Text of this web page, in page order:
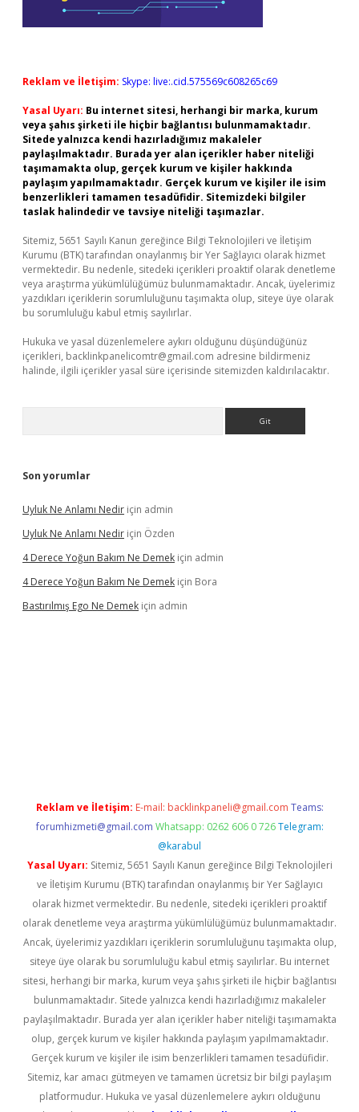
Reklam ve İletişim: Skype: live:.cid.575569c608265c69
Yasal Uyarı: Bu internet sitesi, herhangi bir marka, kurum
veya şahıs şirketi ile hiçbir bağlantısı bulunmamaktadır.
Sitede yalnızca kendi hazırladığımız makaleler
paylaşılmaktadır. Burada yer alan içerikler haber niteliği
taşımamakta olup, gerçek kurum ve kişiler hakkında
paylaşım yapılmamaktadır. Gerçek kurum ve kişiler ile isim
benzerlikleri tamamen tesadüfidir. Sitemizdeki bilgiler
taslak halindedir ve tavsiye niteliği taşımazlar.
Sitemiz, 5651 Sayılı Kanun gereğince Bilgi Teknolojileri ve İletişim
Kurumu (BTK) tarafından onaylanmış bir Yer Sağlayıcı olarak hizmet
vermektedir. Bu nedenle, sitedeki içerikleri proaktif olarak denetleme
veya araştırma yükümlülüğümüz bulunmamaktadır. Ancak, üyelerimiz
yazdıkları içeriklerin sorumluluğunu taşımakta olup, siteye üye olarak
bu sorumluluğu kabul etmiş sayılırlar.
Hukuka ve yasal düzenlemelere aykırı olduğunu düşündüğünüz
içerikleri, backlinkpanelicomtr@gmail.com adresine bildirmeniz
halinde, ilgili içerikler yasal süre içerisinde sitemizden kaldırılacaktır.
Son yorumlar
Uyluk Ne Anlamı Nedir için admin
Uyluk Ne Anlamı Nedir için Özden
4 Derece Yoğun Bakım Ne Demek için admin
4 Derece Yoğun Bakım Ne Demek için Bora
Bastırılmış Ego Ne Demek için admin
Reklam ve İletişim: E-mail: backlinkpaneli@gmail.com Teams:
forumhizmeti@gmail.com Whatsapp: 0262 606 0 726 Telegram:
@karabul
Yasal Uyarı: Sitemiz, 5651 Sayılı Kanun gereğince Bilgi Teknolojileri
ve İletişim Kurumu (BTK) tarafından onaylanmış bir Yer Sağlayıcı
olarak hizmet vermektedir. Bu nedenle, sitedeki içerikleri proaktif
olarak denetleme veya araştırma yükümlülüğümüz bulunmamaktadır.
Ancak, üyelerimiz yazdıkları içeriklerin sorumluluğunu taşımakta olup,
siteye üye olarak bu sorumluluğu kabul etmiş sayılırlar. Bu internet
sitesi, herhangi bir marka, kurum veya şahıs şirketi ile hiçbir bağlantısı
bulunmamaktadır. Sitede yalnızca kendi hazırladığımız makaleler
paylaşılmaktadır. Burada yer alan içerikler haber niteliği taşımamakta
olup, gerçek kurum ve kişiler hakkında paylaşım yapılmamaktadır.
Gerçek kurum ve kişiler ile isim benzerlikleri tamamen tesadüfidir.
Sitemiz, kar amacı gütmeyen ve tamamen ücretsiz bir bilgi paylaşım
platformudur. Hukuka ve yasal düzenlemelere aykırı olduğunu